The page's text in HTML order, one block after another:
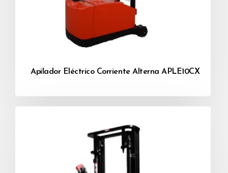
Apilador Eléctrico Corriente Alterna APLE10CX